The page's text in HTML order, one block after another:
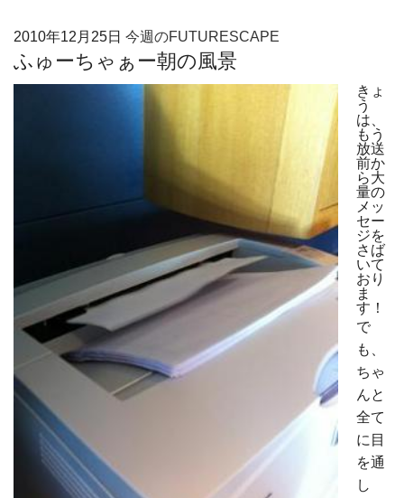
2010年12月25日 今週のFUTURESCAPE
ふゅーちゃぁー朝の風景
きょ
う
は、
もう
放送
前か
ら大
量の
メッ
セー
ジを
さば
いて
おり
ま
す！
で
も、
ちゃ
んと
全て
に目
を通
し